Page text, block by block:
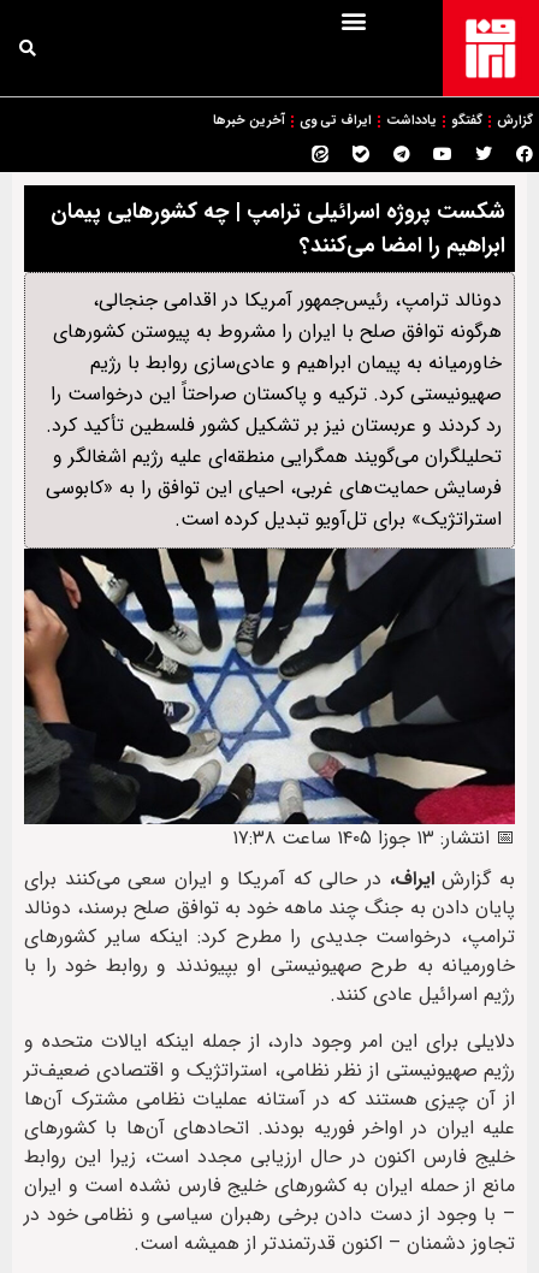
گزارش گفتگو یادداشت ایراف تی وی آخرین خبرها
شکست پروژه اسرائیلی ترامپ | چه کشورهایی پیمان
ابراهیم را امضا می‌کنند؟
دونالد ترامپ، رئیس‌جمهور آمریکا در اقدامی جنجالی،
هرگونه توافق صلح با ایران را مشروط به پیوستن کشورهای
خاورمیانه به پیمان ابراهیم و عادی‌سازی روابط با رژیم
صهیونیستی کرد. ترکیه و پاکستان صراحتاً این درخواست را
رد کردند و عربستان نیز بر تشکیل کشور فلسطین تأکید کرد.
تحلیلگران می‌گویند همگرایی منطقه‌ای علیه رژیم اشغالگر و
فرسایش حمایت‌های غربی، احیای این توافق را به «کابوسی
استراتژیک» برای تل‌آویو تبدیل کرده است.
📅 انتشار: ۱۳ جوزا ۱۴۰۵ ساعت ۱۷:۳۸
به گزارشایراف، در حالی که آمریکا و ایران سعی می‌کنند برای
پایان دادن به جنگ چند ماهه خود به توافق صلح برسند، دونالد
ترامپ، درخواست جدیدی را مطرح کرد: اینکه سایر کشورهای
خاورمیانه به طرح صهیونیستی او بپیوندند و روابط خود را با
رژیم اسرائیل عادی کنند.
دلایلی برای این امر وجود دارد، از جمله اینکه ایالات متحده و
رژیم صهیونیستی از نظر نظامی، استراتژیک و اقتصادی ضعیف‌تر
از آن چیزی هستند که در آستانه عملیات نظامی مشترک آن‌ها
علیه ایران در اواخر فوریه بودند. اتحادهای آن‌ها با کشورهای
خلیج فارس اکنون در حال ارزیابی مجدد است، زیرا این روابط
مانع از حمله ایران به کشورهای خلیج فارس نشده است و ایران
– با وجود از دست دادن برخی رهبران سیاسی و نظامی خود در
تجاوز دشمنان – اکنون قدرتمندتر از همیشه است.